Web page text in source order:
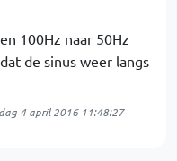
100Hz naar 50Hz
de sinus weer langs
4 april 2016 11:48:27